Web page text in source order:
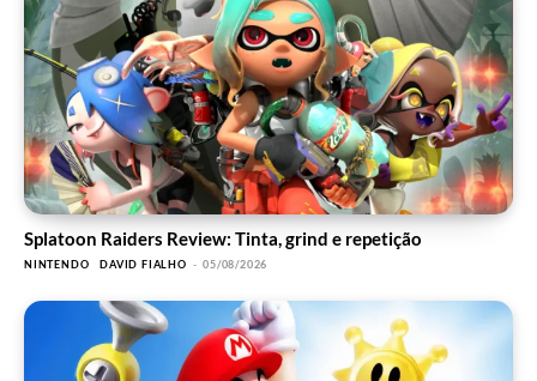
Splatoon Raiders Review: Tinta, grind e repetição
NINTENDO DAVID FIALHO - 05/08/2026